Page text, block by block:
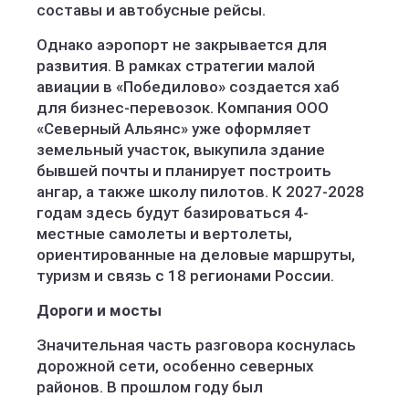
составы и автобусные рейсы.
Однако аэропорт не закрывается для
развития. В рамках стратегии малой
авиации в «Победилово» создается хаб
для бизнес-перевозок. Компания ООО
«Северный Альянс» уже оформляет
земельный участок, выкупила здание
бывшей почты и планирует построить
ангар, а также школу пилотов. К 2027-2028
годам здесь будут базироваться 4-
местные самолеты и вертолеты,
ориентированные на деловые маршруты,
туризм и связь с 18 регионами России.
Дороги и мосты
Значительная часть разговора коснулась
дорожной сети, особенно северных
районов. В прошлом году был